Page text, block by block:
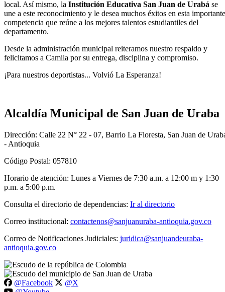
local. Así mismo, la Institución Educativa San Juan de Urabá se
une a este reconocimiento y le desea muchos éxitos en esta importante
competencia que reúne a los mejores talentos estudiantiles del
departamento.
Desde la administración municipal reiteramos nuestro respaldo y
felicitamos a Camila por su entrega, disciplina y compromiso.
¡Para nuestros deportistas... Volvió La Esperanza!
Alcaldía Municipal de San Juan de Uraba
Dirección: Calle 22 N° 22 - 07, Barrio La Floresta, San Juan de
- Antioquia
Código Postal: 057810
Horario de atención: Lunes a Viernes de 7:30 a.m. a 12:00 m y 1:30
p.m. a 5:00 p.m.
Consulta el directorio de dependencias: Ir al directorio
Correo institucional: contactenos@sanjuanuraba-antioquia.gov.co
Correo de Notificaciones Judiciales: juridica@sanjuandeuraba-
antioquia.gov.co
@Facebook
@X